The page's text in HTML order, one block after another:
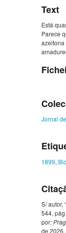
Text
Está
Parece
azeitona
Jornal
1899,
S/ autor,
544,
por:
de 2026,